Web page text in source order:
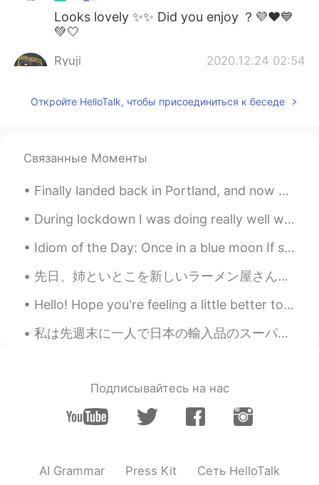
Looks lovely ✨✨ Did you enjoy ？💜❤💙
💚🤍
Ryuji 2020.12.24 02:54
「不思議の国のアリス」のイルミネー
「不思議の国のアリス」のイルミネー
いきました。
すべての輝くキャラクターは素晴らし
く見えまし
すべての輝くキャラクターは素晴らし
かっ た
Ai 2020.12.24 02:44
Откройте HelloTalk, чтобы присоединиться к беседе
Связанные Моменты
Finally landed back in Portland, and now home. I'm exausted after a day of flying and ready to go...
During lockdown I was doing really well with fitness, however I have one problem- I tend to get i...
Idiom of the Day: Once in a blue moon If something happens “once in a blue moon,” it means that...
先日、姉といとこを新しいラーメン屋さんへ連れていき、ごちそうしました。 The other day, I took my sister and my cousin to a new ramen ...
Hello! Hope you're feeling a little better today! 🤗 Here is a song to Brighten up your day! The...
私は先週末に一人で日本の輸入品のスーパーに行って、いっぱい和食の材料やお菓子も買った Last weekend I went on my own to a Japanese Imports Su...
Подписывайтесь на нас
AI Grammar Press Kit Сеть HelloTalk